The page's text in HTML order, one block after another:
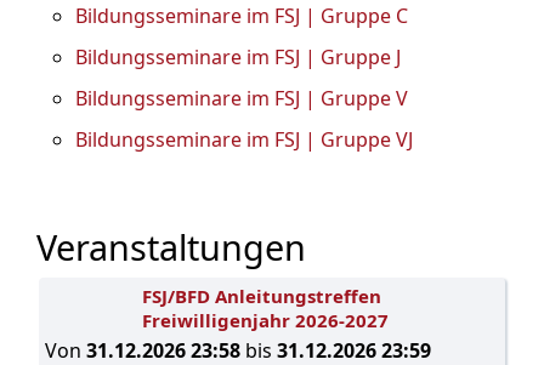
Bildungsseminare im FSJ | Gruppe C
Bildungsseminare im FSJ | Gruppe J
Bildungsseminare im FSJ | Gruppe V
Bildungsseminare im FSJ | Gruppe VJ
Veranstaltungen
FSJ/BFD Anleitungstreffen
Freiwilligenjahr 2026-2027
Von 31.12.2026 23:58 bis 31.12.2026 23:59